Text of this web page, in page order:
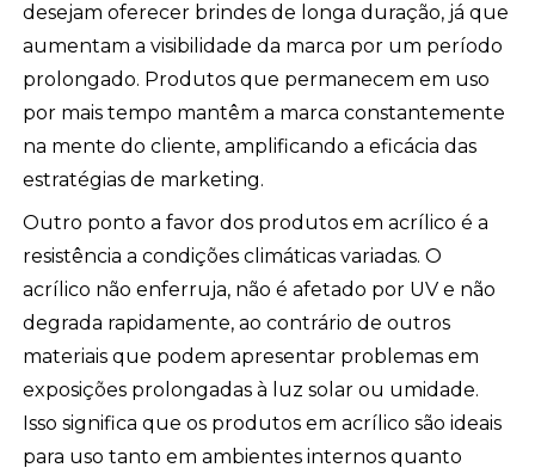
desejam oferecer brindes de longa duração, já que
aumentam a visibilidade da marca por um período
prolongado. Produtos que permanecem em uso
por mais tempo mantêm a marca constantemente
na mente do cliente, amplificando a eficácia das
estratégias de marketing.
Outro ponto a favor dos produtos em acrílico é a
resistência a condições climáticas variadas. O
acrílico não enferruja, não é afetado por UV e não
degrada rapidamente, ao contrário de outros
materiais que podem apresentar problemas em
exposições prolongadas à luz solar ou umidade.
Isso significa que os produtos em acrílico são ideais
para uso tanto em ambientes internos quanto